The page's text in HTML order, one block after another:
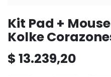
Kit Pad +
Kolke
$ 13.239,20